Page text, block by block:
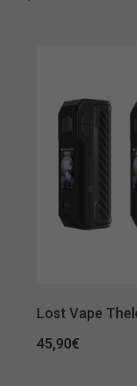
Lost Vape
45,90€